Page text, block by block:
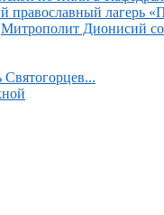
православный лагерь
Митрополит Дионисий